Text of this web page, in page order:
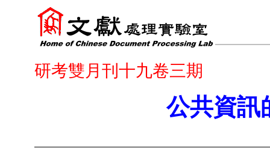
研考雙月刊十九卷三期
公共資訊